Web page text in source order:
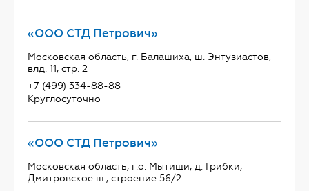
«ООО СТД Петрович»
Московская область, г. Балашиха, ш. Энтузиастов,
влд. 11, стр. 2
+7 (499) 334-88-88
Круглосуточно
«ООО СТД Петрович»
Московская область, г.о. Мытищи, д. Грибки,
Дмитровское ш., строение 56/2